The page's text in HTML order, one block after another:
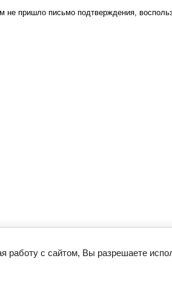
пришло письмо подтверждения,
работу с сайтом, Вы разрешаете